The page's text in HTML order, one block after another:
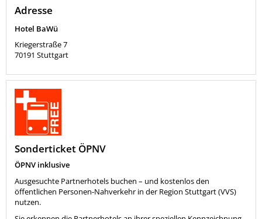
Adresse
Hotel BaWü
Kriegerstraße 7
70191 Stuttgart
Sonderticket ÖPNV
ÖPNV inklusive
Ausgesuchte Partnerhotels buchen – und kostenlos den
öffentlichen Personen-Nahverkehr in der Region Stuttgart (VVS)
nutzen.